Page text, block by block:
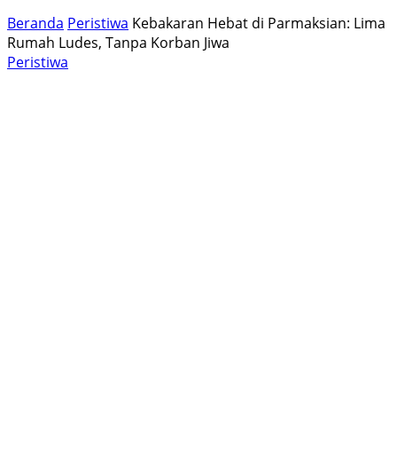
Beranda Peristiwa Kebakaran Hebat di Parmaksian: Lima
Rumah Ludes, Tanpa Korban Jiwa
Peristiwa